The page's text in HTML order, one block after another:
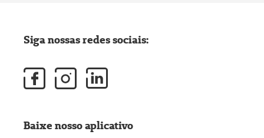
Siga nossas redes sociais:
Baixe nosso aplicativo